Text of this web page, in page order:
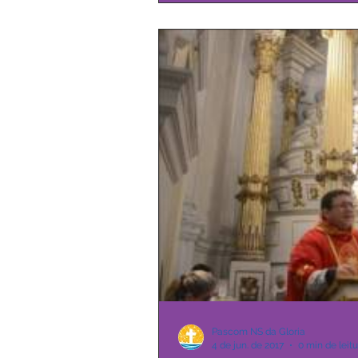
Pascom NS da Gloria
4 de jun. de 2017
0 min de